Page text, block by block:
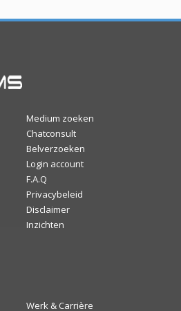
Medium zoeken
Chatconsult
Belverzoeken
Login account
F.A.Q
Privacybeleid
Disclaimer
Inzichten
Werk & Carrière